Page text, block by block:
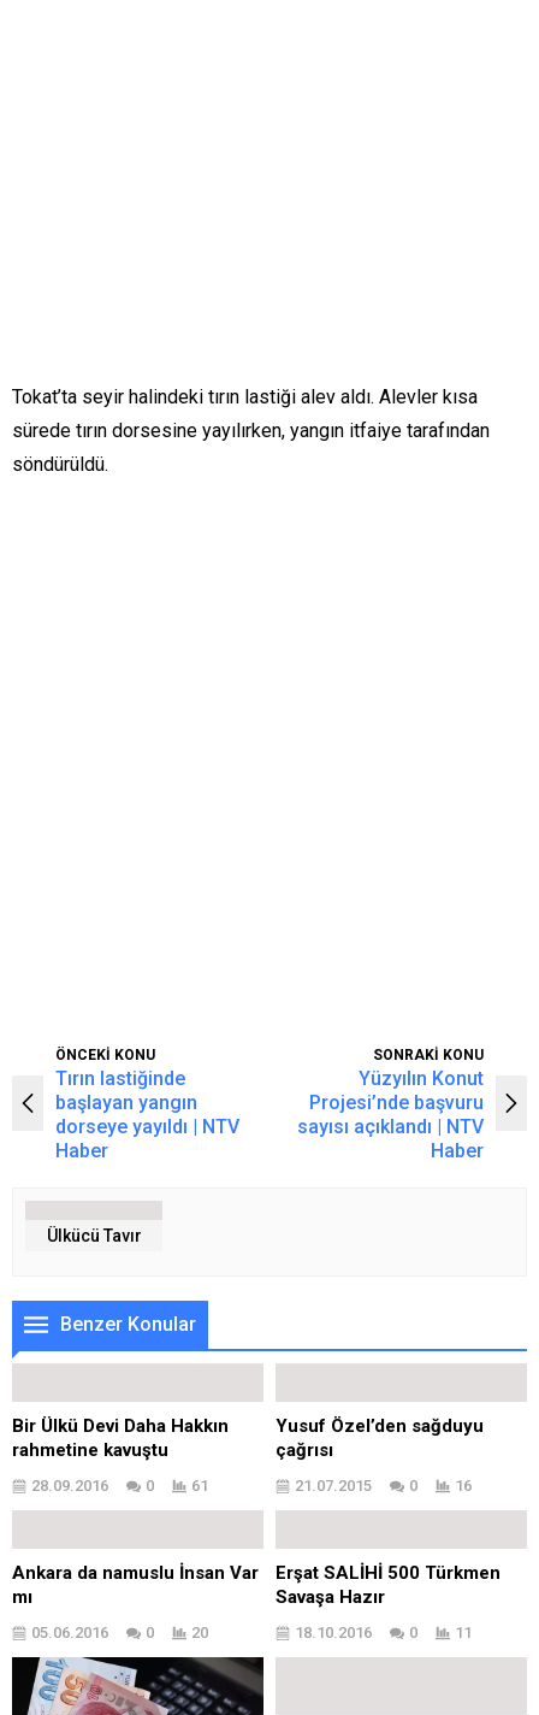
Tokat’ta seyir halindeki tırın lastiği alev aldı. Alevler kısa
sürede tırın dorsesine yayılırken, yangın itfaiye tarafından
söndürüldü.
ÖNCEKİ KONU
Tırın lastiğinde
başlayan yangın
dorseye yayıldı | NTV
Haber
SONRAKİ KONU
Yüzyılın Konut
Projesi’nde başvuru
sayısı açıklandı | NTV
Haber
Ülkücü Tavır
Benzer Konular
Bir Ülkü Devi Daha Hakkın
rahmetine kavuştu
28.09.2016 0 61
Yusuf Özel’den sağduyu
çağrısı
21.07.2015 0 16
Ankara da namuslu İnsan Var
mı
05.06.2016 0 20
Erşat SALİHİ 500 Türkmen
Savaşa Hazır
18.10.2016 0 11